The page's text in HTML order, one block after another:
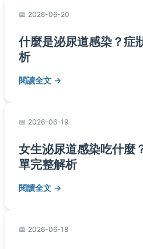
2026-06-20
什麼是泌尿道感染？症
析
閱讀全文
2026-06-19
女生泌尿道感染吃什麼
單完整解析
閱讀全文
2026-06-18